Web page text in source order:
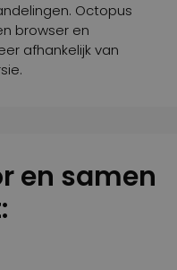
Octopus
browser en
afhankelijk van
en samen